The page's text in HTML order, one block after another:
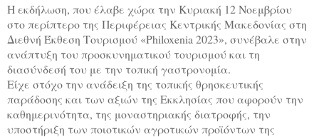
Η εκδήλωση, που έλαβε χώρα την Κυριακή 12 Νοεμβρίου
στο περίπτερο της Περιφέρειας Κεντρικής Μακεδονίας στη
Διεθνή Έκθεση Τουρισμού «Philoxenia 2023», συνέβαλε στην
ανάπτυξη του προσκυνηματικού τουρισμού και τη
διασύνδεσή του με την τοπική γαστρονομία.
Είχε στόχο την ανάδειξη της τοπικής θρησκευτικής
παράδοσης και των αξιών της Εκκλησίας που αφορούν την
καθημερινότητα, της μοναστηριακής διατροφής, την
υποστήριξη των ποιοτικών αγροτικών προϊόντων της